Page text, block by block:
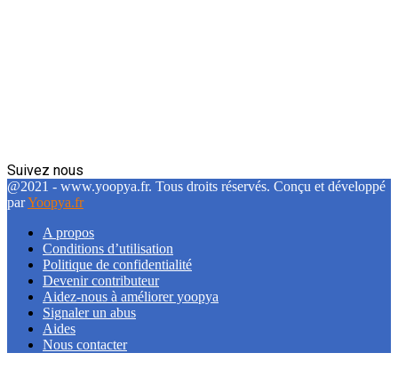
Suivez nous
Facebook
Twitter
Linkedin
@2021 - www.yoopya.fr. Tous droits réservés. Conçu et développé
parYoopya.fr
A propos
Conditions d’utilisation
Politique de confidentialité
Devenir contributeur
Aidez-nous à améliorer yoopya
Signaler un abus
Aides
Nous contacter